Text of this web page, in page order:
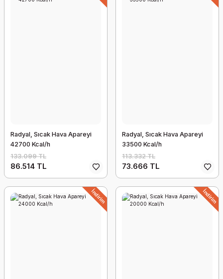
Radyal, Sıcak Hava Apareyi
42700 Kcal/h
133.099 TL
86.514 TL
Radyal, Sıcak Hava Apareyi
33500 Kcal/h
113.332 TL
73.666 TL
İndirim İndirim